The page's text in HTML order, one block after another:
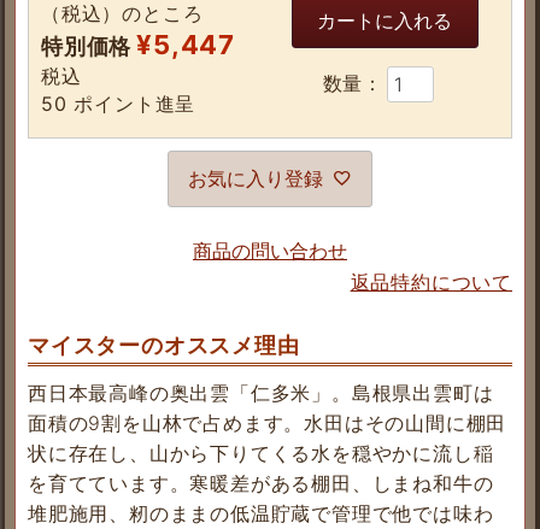
（税込）のところ
特別価格 ¥5,447
税込
50 ポイント進呈
カートに入れる
お気に入り登録
商品の問い合わせ
返品特約について
マイスターのオススメ理由
西日本最高峰の奥出雲「仁多米」。島根県出雲町は
面積の9割を山林で占めます。水田はその山間に棚田
状に存在し、山から下りてくる水を穏やかに流し稲
を育てています。寒暖差がある棚田、しまね和牛の
堆肥施用、籾のままの低温貯蔵で管理で他では味わ